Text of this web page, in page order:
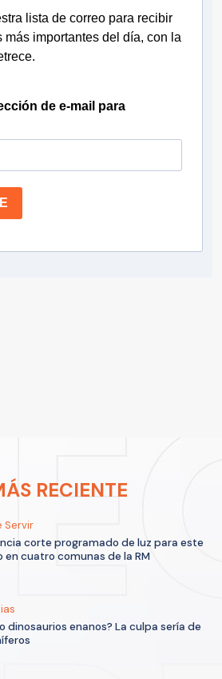
lista de correo para recibir
más importantes del día, con la
de e-mail para
RECIENTE
Servir
corte programado de luz para este
en cuatro comunas de la RM
dinosaurios enanos? La culpa sería de